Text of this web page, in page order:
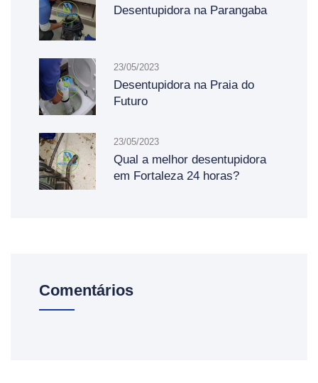
Desentupidora na Parangaba
23/05/2023
Desentupidora na Praia do
Futuro
23/05/2023
Qual a melhor desentupidora
em Fortaleza 24 horas?
Comentários